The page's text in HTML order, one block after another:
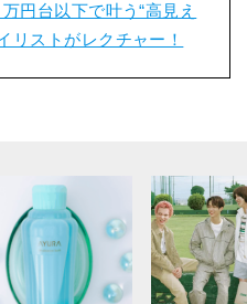
円台以下で叶う“高見え
リストがレクチャー！